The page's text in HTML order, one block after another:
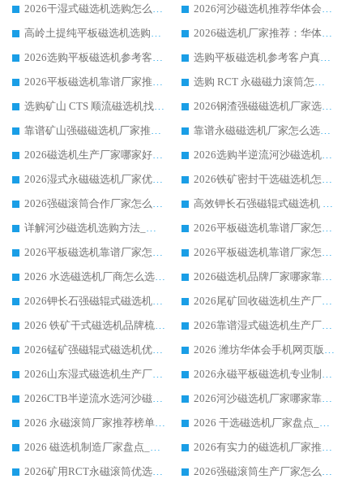
2026干湿式磁选机选购怎么选?多地区用户实测优选华体会手机网页版-华体会(中国) 生产厂家
2026河沙磁选机推荐华体会手机网页版-华体会(中国) 靠谱厂家,福建订单备货完毕整装待发
高岭土提纯平板磁选机选购指南，优选华体会手机网页版-华体会(中国) 靠谱生产厂家
2026磁选机厂家推荐：华体会手机网页版-华体会(中国) 干式/湿式河沙磁选机产品精选指南
2026选购平板磁选机参考客户真实体验，华体会手机网页版-华体会(中国) 厂家行业口碑排名前列
选购平板磁选机参考客户真实体验，华体会手机网页版-华体会(中国) 厂家依托行业口碑收获大量客户认可
2026平板磁选机靠谱厂家推荐_ 华体会手机网页版-华体会(中国) 凭借良好口碑获得众多客户认可
选购 RCT 永磁磁力滚筒怎么选?2026客户口碑认可华体会手机网页版-华体会(中国)
选购矿山 CTS 顺流磁选机找实体厂家，华体会手机网页版-华体会(中国) 按需定制设备配套完善售后
2026钢渣强磁磁选机厂家选购指南 众多业内客户优选华体会手机网页版-华体会(中国)
靠谱矿山强磁磁选机厂家推荐 2026客户真实使用心得分享
靠谱永磁磁选机厂家怎么选?福建客户真实体验分享华体会手机网页版-华体会(中国) 品牌
2026磁选机生产厂家哪家好?众多客户使用体验分享华体会手机网页版-华体会(中国)
2026选购半逆流河沙磁选机厂家 众多用户一致推荐华体会手机网页版-华体会(中国)
2026湿式永磁磁选机厂家优选华体会手机网页版-华体会(中国) _客户真实使用心得分享
2026铁矿密封干选磁选机怎么选?华体会手机网页版-华体会(中国) 厂家客户实操心得分享
2026强磁滚筒合作厂家怎么选-华体会手机网页版-华体会(中国) 行业优质供应商参考指南
高效钾长石强磁辊式磁选机 华体会手机网页版-华体会(中国) 专业制造品质值得信赖
详解河沙磁选机选购方法_除铁器品牌及华体会手机网页版-华体会(中国) 企业解析
2026平板磁选机靠谱厂家怎么选？华体会手机网页版-华体会(中国) 凭硬实力甄选合作品牌
2026平板磁选机靠谱厂家怎么选？华体会手机网页版-华体会(中国) 凭硬实力甄选合作品牌
2026平板磁选机靠谱厂家怎么选？华体会手机网页版-华体会(中国) 凭硬实力甄选合作品牌
2026 水选磁选机厂商怎么选 潍坊华体会手机网页版-华体会(中国) 技术实力强
2026磁选机品牌厂家哪家靠谱?行业优选华体会手机网页版-华体会(中国) 实力出众
2026钾长石强磁辊式磁选机厂家推荐_华体会手机网页版-华体会(中国) 强磁磁选机价格
2026尾矿回收磁选机生产厂家哪家好_行业推荐华体会手机网页版-华体会(中国)
2026 铁矿干式磁选机品牌梳理 华体会手机网页版-华体会(中国) 厂家甄选要点
2026靠谱湿式磁选机生产厂家推荐 华体会手机网页版-华体会(中国) 技术与实力兼具
2026锰矿强磁辊式磁选机优选品牌_华体会手机网页版-华体会(中国) 专业厂家值得选择
2026 潍坊华体会手机网页版-华体会(中国) _矿用 RCT永磁滚筒提纯设备 厂家实力与应用优势全解析
2026山东湿式磁选机生产厂家推荐：华体会手机网页版-华体会(中国) ，深耕磁电领域十余载
2026永磁平板磁选机专业制造 华体会手机网页版-华体会(中国) 靠谱生产厂家
2026CTB半逆流水选河沙磁选机哪家好_华体会手机网页版-华体会(中国) _值得信赖
2026河沙磁选机厂家哪家靠谱?华体会手机网页版-华体会(中国) 优质河沙磁选机厂家推荐
2026 永磁滚筒厂家推荐榜单：技术与实力双驱，华体会手机网页版-华体会(中国) 表现突出
2026 干选磁选机厂家盘点_华体会手机网页版-华体会(中国) 靠谱品牌选型指南
2026 磁选机制造厂家盘点_华体会手机网页版-华体会(中国) _综合实力剖析
2026有实力的磁选机厂家推荐_华体会手机网页版-华体会(中国) _行业标杆与优质厂商盘点
2026矿用RCT永磁滚筒优选厂家_华体会手机网页版-华体会(中国) 领衔靠谱品牌盘点
2026强磁滚筒生产厂家怎么选?行业口碑推荐华体会手机网页版-华体会(中国)